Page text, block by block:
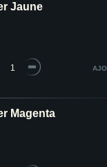
Jaune
Magenta